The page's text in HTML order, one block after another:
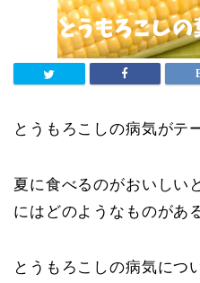
とうもろこしの病気がテ
夏に食べるのがおいしい
にはどのようなものがあ
とうもろこしの病気につ